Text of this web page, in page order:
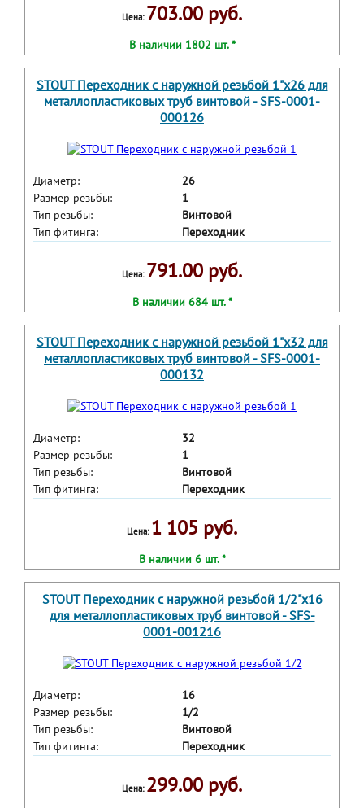
Цена: 703.00 руб.
В наличии 1802 шт. *
STOUT Переходник с наружной резьбой 1"х26 для
металлопластиковых труб винтовой - SFS-0001-
000126
Диаметр:
26
Размер резьбы:
1
Тип резьбы:
Винтовой
Тип фитинга:
Переходник
Цена: 791.00 руб.
В наличии 684 шт. *
STOUT Переходник с наружной резьбой 1"х32 для
металлопластиковых труб винтовой - SFS-0001-
000132
Диаметр:
32
Размер резьбы:
1
Тип резьбы:
Винтовой
Тип фитинга:
Переходник
Цена: 1 105 руб.
В наличии 6 шт. *
STOUT Переходник с наружной резьбой 1/2"х16
для металлопластиковых труб винтовой - SFS-
0001-001216
Диаметр:
16
Размер резьбы:
1/2
Тип резьбы:
Винтовой
Тип фитинга:
Переходник
Цена: 299.00 руб.